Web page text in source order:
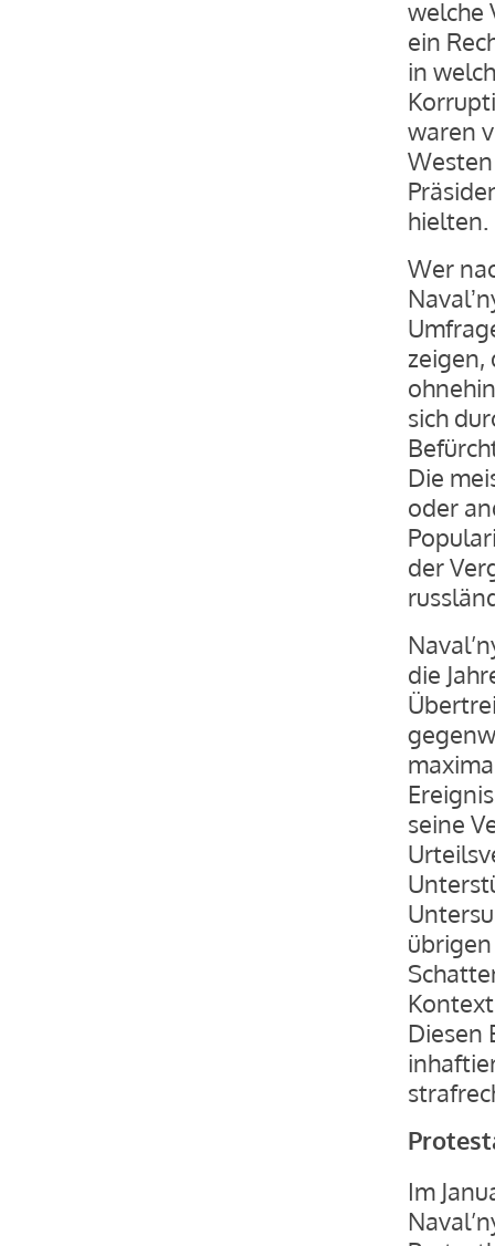
welche
ein
in
waren
hielten.
Wer
zeigen,
sich
Die
oder
der
die
seine
Diesen
Im